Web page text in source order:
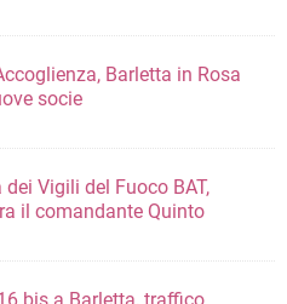
Barletta in Rosa
socie
Vigili del Fuoco BAT,
il comandante Quinto